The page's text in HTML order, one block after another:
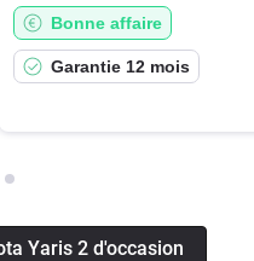
Bonne affaire
Garantie 12 mois
Yaris 2 d'occasion